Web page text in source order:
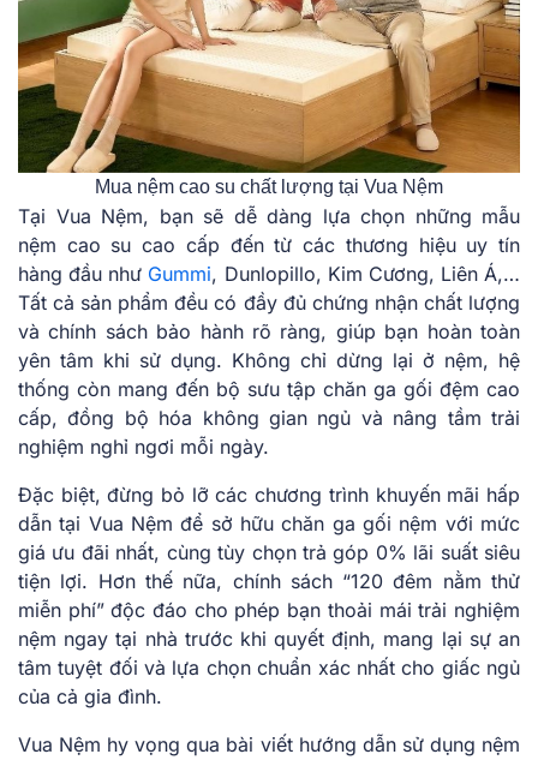
Mua nệm cao su chất lượng tại Vua Nệm
Tại Vua Nệm, bạn sẽ dễ dàng lựa chọn những mẫu
nệm cao su cao cấp đến từ các thương hiệu uy tín
hàng đầu như Gummi, Dunlopillo, Kim Cương, Liên Á,…
Tất cả sản phẩm đều có đầy đủ chứng nhận chất lượng
và chính sách bảo hành rõ ràng, giúp bạn hoàn toàn
yên tâm khi sử dụng. Không chỉ dừng lại ở nệm, hệ
thống còn mang đến bộ sưu tập chăn ga gối đệm cao
cấp, đồng bộ hóa không gian ngủ và nâng tầm trải
nghiệm nghỉ ngơi mỗi ngày.
Đặc biệt, đừng bỏ lỡ các chương trình khuyến mãi hấp
dẫn tại Vua Nệm để sở hữu chăn ga gối nệm với mức
giá ưu đãi nhất, cùng tùy chọn trả góp 0% lãi suất siêu
tiện lợi. Hơn thế nữa, chính sách “120 đêm nằm thử
miễn phí” độc đáo cho phép bạn thoải mái trải nghiệm
nệm ngay tại nhà trước khi quyết định, mang lại sự an
tâm tuyệt đối và lựa chọn chuẩn xác nhất cho giấc ngủ
của cả gia đình.
Vua Nệm hy vọng qua bài viết hướng dẫn sử dụng nệm